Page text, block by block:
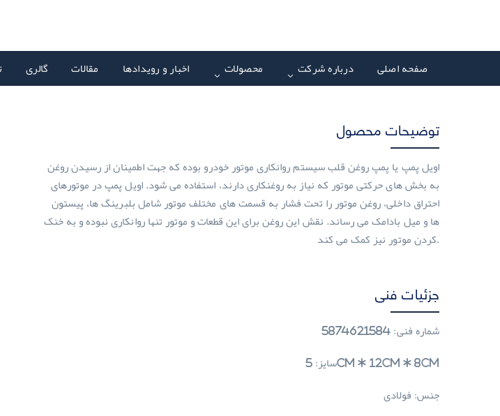
صفحه اصلی درباره شرکت محصولات اخبار و رویدادها مقالات گالری
توضیحات محصول
اویل پمپ یا پمپ روغن قلب سیستم روانکاری موتور خودرو بوده که جهت اطمینان از رسیدن روغن
به بخش های حرکتی موتور که نیاز به روغنکاری دارند، استفاده می شود. اویل پمپ در موتورهای
احتراق داخلی، روغن موتور را تحت فشار به قسمت های مختلف موتور شامل بلبرینگ ها، پیستون
ها و میل بادامک می رساند. نقش این روغن برای این قطعات و موتور تنها روانکاری نبوده و به خنک
کردن موتور نیز کمک می کند.
جزئیات فنی
شماره فنی: 5874621584
سایز: 5cm * 12cm * 8cm
جنس: فولادی